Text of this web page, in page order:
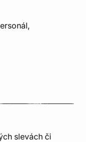
slevách či